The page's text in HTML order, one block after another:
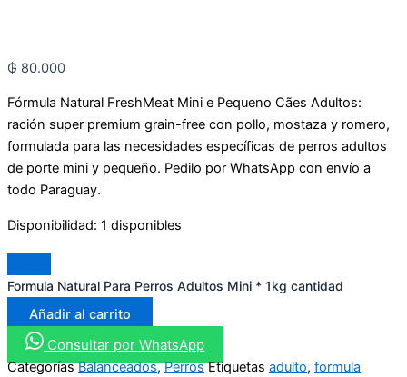
₲ 80.000
Fórmula Natural FreshMeat Mini e Pequeno Cães Adultos:
ración super premium grain-free con pollo, mostaza y romero,
formulada para las necesidades específicas de perros adultos
de porte mini y pequeño. Pedilo por WhatsApp con envío a
todo Paraguay.
Disponibilidad: 1 disponibles
Formula Natural Para Perros Adultos Mini * 1kg cantidad
Añadir al carrito
Consultar por WhatsApp
Categorías Balanceados,Perros Etiquetas adulto, formula